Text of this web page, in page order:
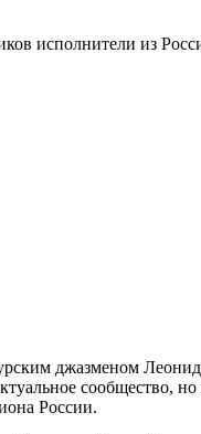
исполнители из
джазменом
сообщество,
России.